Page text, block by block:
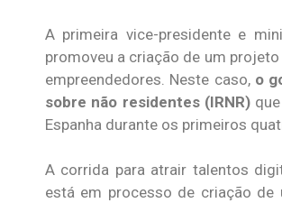
A primeira vice-presidente e
promoveu a criação de um
empreendedores. Neste caso, o
sobre não residentes (IRNR)
Espanha durante os primeiros
A corrida para atrair talentos
está em processo de criação de